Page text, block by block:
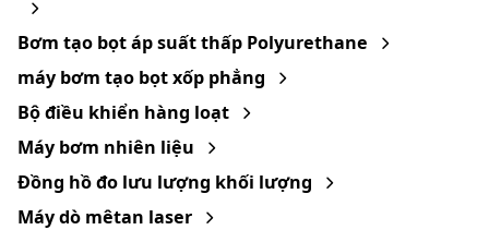
Bơm tạo bọt áp suất thấp Polyurethane
máy bơm tạo bọt xốp phẳng
Bộ điều khiển hàng loạt
Máy bơm nhiên liệu
Đồng hồ đo lưu lượng khối lượng
Máy dò mêtan laser